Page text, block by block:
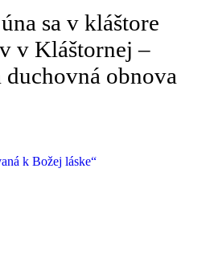
sa v kláštore
v Kláštornej –
obnova